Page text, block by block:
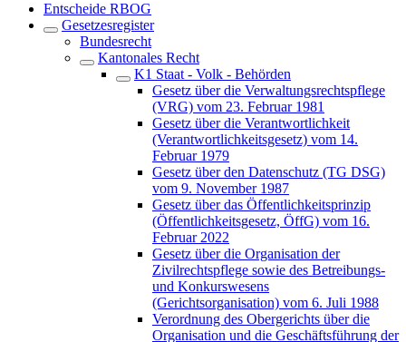
Entscheide RBOG
Gesetzesregister
Bundesrecht
Kantonales Recht
K1 Staat - Volk - Behörden
Gesetz über die Verwaltungsrechtspflege
(VRG) vom 23. Februar 1981
Gesetz über die Verantwortlichkeit
(Verantwortlichkeitsgesetz) vom 14.
Februar 1979
Gesetz über den Datenschutz (TG DSG)
vom 9. November 1987
Gesetz über das Öffentlichkeitsprinzip
(Öffentlichkeitsgesetz, ÖffG) vom 16.
Februar 2022
Gesetz über die Organisation der
Zivilrechtspflege sowie des Betreibungs-
und Konkurswesens
(Gerichtsorganisation) vom 6. Juli 1988
Verordnung des Obergerichts über die
Organisation und die Geschäftsführung der